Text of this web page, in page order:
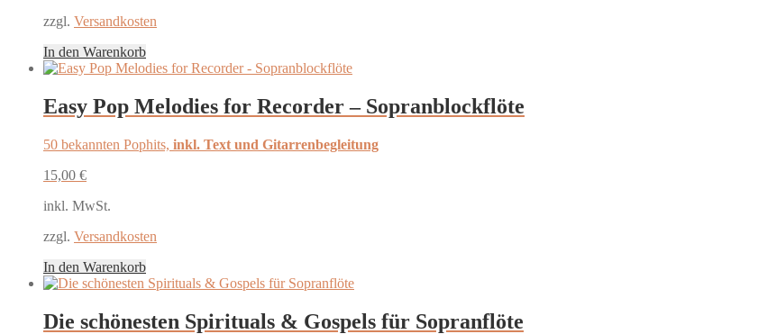
zzgl. Versandkosten
In den Warenkorb
Easy Pop Melodies for Recorder – Sopranblockflöte
50 bekannten Pophits, inkl. Text und Gitarrenbegleitung
15,00 €
inkl. MwSt.
zzgl. Versandkosten
In den Warenkorb
Die schönesten Spirituals & Gospels für Sopranflöte